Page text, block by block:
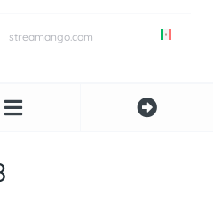
streamango.com